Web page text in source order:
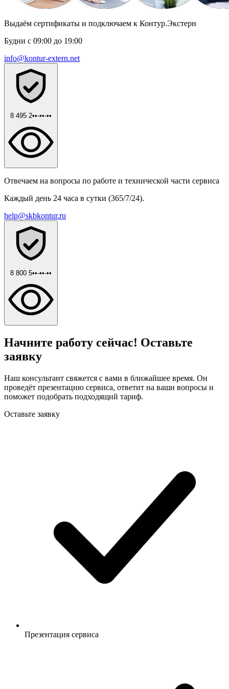
Выдаём сертификаты и подключаем к Контур.Экстерн
Будни с 09:00 до 19:00
info@kontur-extern.net
8 495 2••-••-••
Отвечаем на вопросы по работе и технической части сервиса
Каждый день 24 часа в сутки (365/7/24).
help@skbkontur.ru
8 800 5••-••-••
Начните работу сейчас! Оставьте
заявку
Наш консультант свяжется с вами в ближайшее время. Он
проведёт презентацию сервиса, ответит на ваши вопросы и
поможет подобрать подходящий тариф.
Оставьте заявку
Презентация сервиса